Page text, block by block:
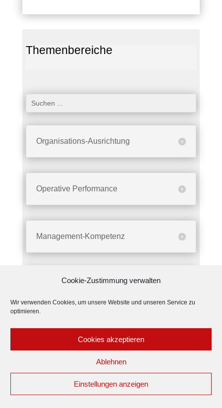
Cookie-Zustimmung verwalten
Wir verwenden Cookies, um unsere Website und unseren Service zu
optimieren.
Cookies akzeptieren
Ablehnen
Einstellungen anzeigen
Themenbereiche
Organisations-Ausrichtung
Operative Performance
Management-Kompetenz
Veranstaltungen & Moderation
Geschäftsfelder